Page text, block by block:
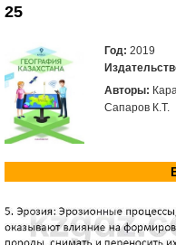
25
Год: 2019
Авторы:
Сапаров К.Т.